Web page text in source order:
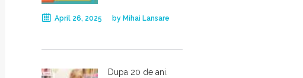
April 26, 2025 by Mihai Lansare
Dupa 20 de ani.